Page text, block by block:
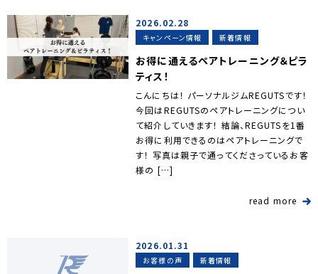
2026.02.28
キャンペーン情報 新着情報
お得に通えるペアトレーニング＆ピラ
ティス！
こんにちは！ パーソナルジムREGUTSです！
今回はREGUTSのペアトレーニングについ
て紹介していきます！ 結論、REGUTSを1番
お得に利用できるのはペアトレーニングで
す！ 写真は親子で通ってくださっているお客
様の […]
read more
2026.01.31
お客様の声 新着情報